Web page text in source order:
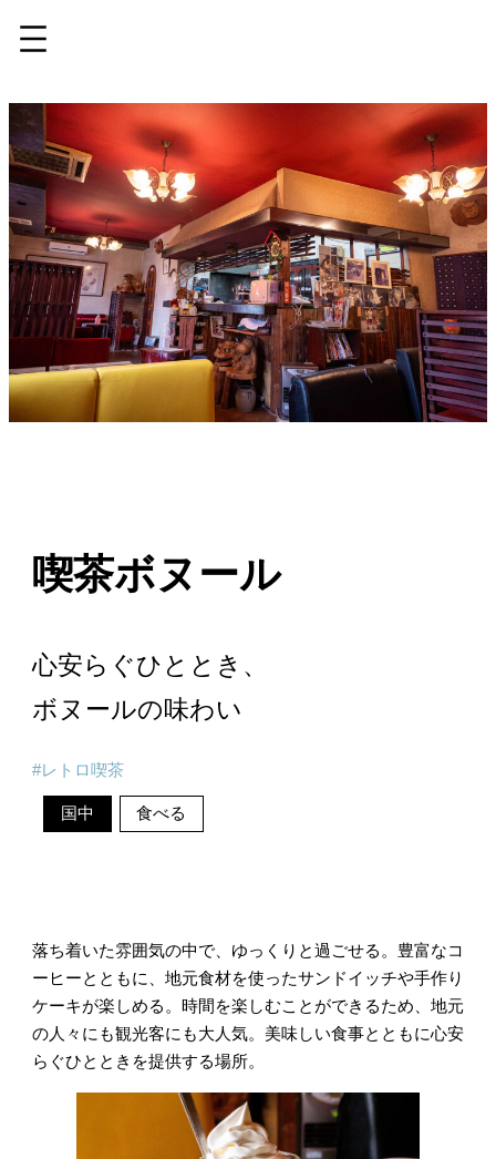
容
を
ス
キ
ッ
プ
喫茶ボヌール
心安らぐひととき、
ボヌールの味わい
レトロ喫茶
国中 食べる
落ち着いた雰囲気の中で、ゆっくりと過ごせる。豊富なコ
ーヒーとともに、地元食材を使ったサンドイッチや手作り
ケーキが楽しめる。時間を楽しむことができるため、地元
の人々にも観光客にも大人気。美味しい食事とともに心安
らぐひとときを提供する場所。